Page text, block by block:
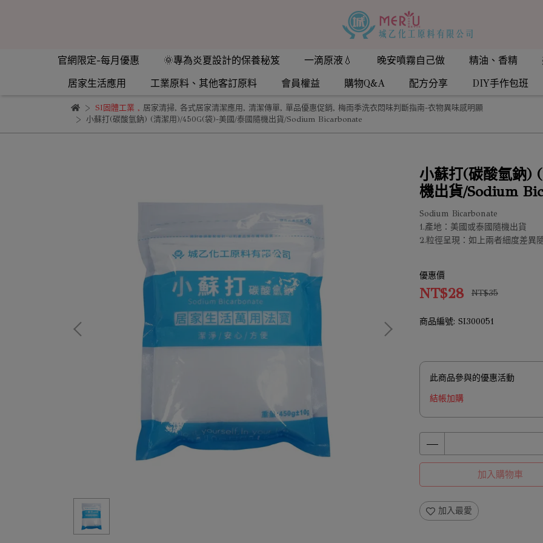
官網限定-每月優惠 🌞專為炎夏設計的保養秘笈 一滴原液💧 晚安噴霧自己做 精油、香精
居家生活應用
工業原料、其他客訂原料 會員權益 購物Q&A 配方分享 DIY手作包班
SI固體工業 , 居家清掃, 各式居家清潔應用, 清潔傳單, 單品優惠促銷, 梅雨季洗衣悶味判斷指南-衣物異味感明顯
小蘇打(碳酸氫鈉) (清潔用)/450G(袋)-美國/泰國隨機出貨/Sodium Bicarbonate
小蘇打(碳酸氫鈉)
機出貨/Sodium
Sodium Bicarbonate
1.產地：美國或泰國隨機出貨
2.粒徑呈現：如上兩者細度差異
優惠價
NT$28 NT$35
商品編號: SI300051
此商品參與的優惠活動
結帳加購
加入購物車
加入最愛